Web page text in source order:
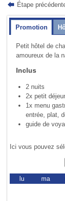
Étape
Promotion
Petit hôtel de
amoureux de la
Inclus
2 nuits
2x petit
1x menu
entrée, plat,
guide de
Ici vous pouvez
lu ma